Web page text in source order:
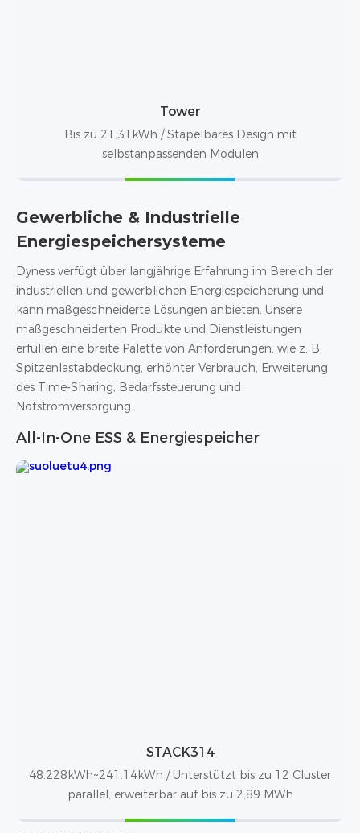
Tower
Bis zu 21,31kWh / Stapelbares Design mit
selbstanpassenden Modulen
Gewerbliche & Industrielle
Energiespeichersysteme
Dyness verfügt über langjährige Erfahrung im Bereich der
industriellen und gewerblichen Energiespeicherung und
kann maßgeschneiderte Lösungen anbieten. Unsere
maßgeschneiderten Produkte und Dienstleistungen
erfüllen eine breite Palette von Anforderungen, wie z. B.
Spitzenlastabdeckung, erhöhter Verbrauch, Erweiterung
des Time-Sharing, Bedarfssteuerung und
Notstromversorgung.
All-In-One ESS & Energiespeicher
STACK314
48.228kWh~241.14kWh / Unterstützt bis zu 12 Cluster
parallel, erweiterbar auf bis zu 2,89 MWh